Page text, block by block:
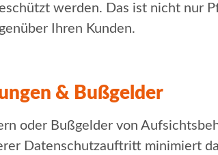
werden. Das ist nicht nur
Ihren Kunden.
& Bußgelder
oder Bußgelder von
Datenschutzauftritt minimiert